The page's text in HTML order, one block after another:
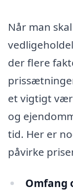
Når man
der flere
et vigtigt
og
tid. Her er
påvirke
Omfang